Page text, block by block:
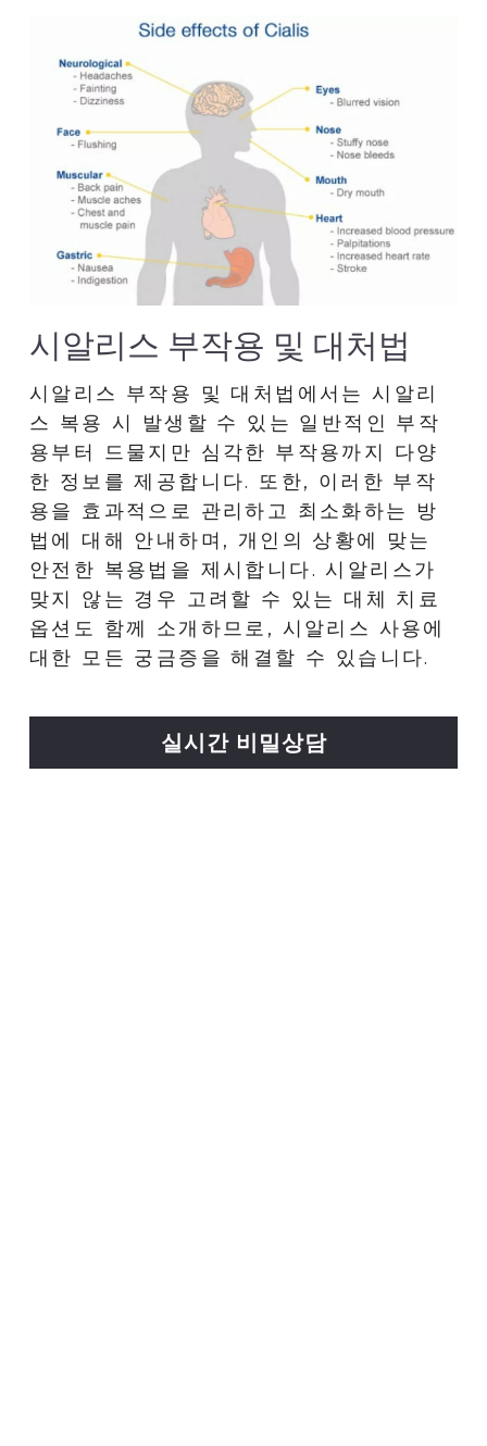
시알리스 부작용 및 대처법
시알리스 부작용 및 대처법에서는 시알리
스 복용 시 발생할 수 있는 일반적인 부작
용부터 드물지만 심각한 부작용까지 다양
한 정보를 제공합니다. 또한, 이러한 부작
용을 효과적으로 관리하고 최소화하는 방
법에 대해 안내하며, 개인의 상황에 맞는
안전한 복용법을 제시합니다. 시알리스가
맞지 않는 경우 고려할 수 있는 대체 치료
옵션도 함께 소개하므로, 시알리스 사용에
대한 모든 궁금증을 해결할 수 있습니다.
실시간 비밀상담